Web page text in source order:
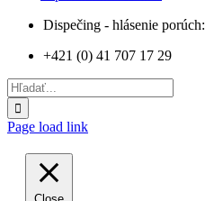
Dispečing - hlásenie porúch:
+421 (0) 41 707 17 29
Hľadať:
Page load link